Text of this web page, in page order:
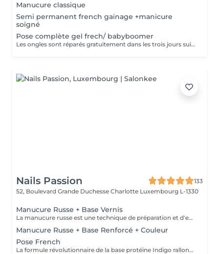
Manucure classique
Semi permanent french gainage +manicure
soigné
Pose complète gel frech/ babyboomer
Les ongles sont réparés gratuitement dans les trois jours suivant le service ! A partir du quatrième jour la prestation est payante.
Nails Passion
133
52, Boulevard Grande Duchesse Charlotte Luxembourg L-1330
Manucure Russe + Base Vernis
La manucure russe est une technique de préparation et d'embellissement aussi précise qu'efficace, qui consiste à arranger et sculpter délicatement le contour de l'ongle à l'aide d'outils de précision spécialisés. Esthétique mais aussi pratique, ce travail à la base de l'ongle offre un résultat lisse et net : des contours parfaitement définis, des cuticules durablement éliminées, un gain de longueur... En bref, un aspect soigné pour résultat irréprochable. La formule révolutionnaire de la base protéine Indigo rallonge les ongles, les renforcent naturellement et répare les cassures. Le résultat ? De longs ongles fortifiés qui ne se fendent pas, un véritable soin précieux.
Manucure Russe + Base Renforcé + Couleur
Pose French
La formule révolutionnaire de la base protéine Indigo rallonge les ongles, les renforcent naturellement et répare les cassures. Le résultat ? De longs ongles fortifiés qui ne se fendent pas, un véritable soin précieux.